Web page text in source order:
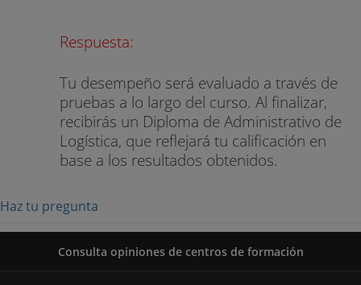
Respuesta:
Tu desempeño será evaluado a través de
pruebas a lo largo del curso. Al finalizar,
recibirás un Diploma de Administrativo de
Logística, que reflejará tu calificación en
base a los resultados obtenidos.
Haz tu pregunta
Consulta opiniones de centros de formación